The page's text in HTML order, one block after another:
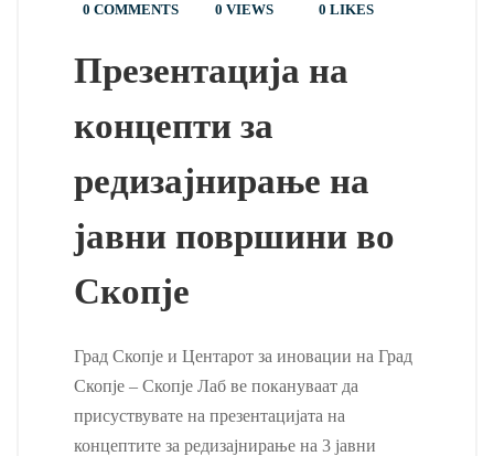
0 COMMENTS
0 VIEWS 0 LIKES
Презентација на
концепти за
редизајнирање на
јавни површини во
Скопје
Град Скопје и Центарот за иновации на Град
Скопје – Скопје Лаб ве покануваат да
присуствувате на презентацијата на
концептите за редизајнирање на 3 јавни